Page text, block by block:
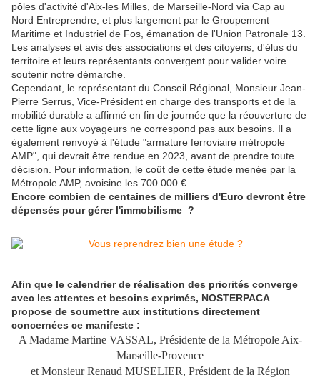
pôles d'activité d'Aix-les Milles, de Marseille-Nord via Cap au
Nord Entreprendre, et plus largement par le Groupement
Maritime et Industriel de Fos, émanation de l'Union Patronale 13.
Les analyses et avis des associations et des citoyens, d'élus du
territoire et leurs représentants convergent pour valider voire
soutenir notre démarche.
Cependant, le représentant du Conseil Régional, Monsieur Jean-
Pierre Serrus, Vice-Président en charge des transports et de la
mobilité durable a affirmé en fin de journée que la réouverture de
cette ligne aux voyageurs ne correspond pas aux besoins. Il a
également renvoyé à l'étude "armature ferroviaire métropole
AMP", qui devrait être rendue en 2023, avant de prendre toute
décision. Pour information, le coût de cette étude menée par la
Métropole AMP, avoisine les 700 000 € ....
Encore combien de centaines de milliers d'Euro devront être
dépensés pour gérer l'immobilisme ?
Afin que le calendrier de réalisation des priorités converge
avec les attentes et besoins exprimés, NOSTERPACA
propose de soumettre aux institutions directement
concernées ce manifeste :
A Madame Martine VASSAL, Présidente de la Métropole Aix-
Marseille-Provence
et Monsieur Renaud MUSELIER, Président de la Région